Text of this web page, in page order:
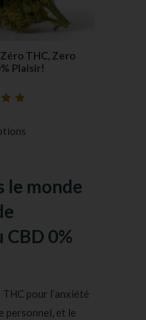
THC, Zero
Plaisir!
le monde
0%
THC pour l’anxiété
personnel, et le